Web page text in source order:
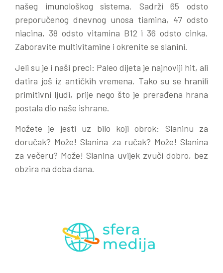
našeg imunološkog sistema. Sadrži 65 odsto
preporučenog dnevnog unosa tiamina, 47 odsto
niacina, 38 odsto vitamina B12 i 36 odsto cinka.
Zaboravite multivitamine i okrenite se slanini.
Jeli su je i naši preci: Paleo dijeta je najnoviji hit, ali
datira još iz antičkih vremena. Tako su se hranili
primitivni ljudi, prije nego što je prerađena hrana
postala dio naše ishrane.
Možete je jesti uz bilo koji obrok: Slaninu za
doručak? Može! Slanina za ručak? Može! Slanina
za večeru? Može! Slanina uvijek zvuči dobro, bez
obzira na doba dana.